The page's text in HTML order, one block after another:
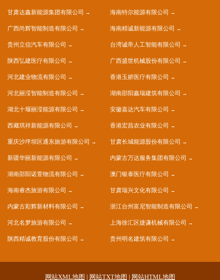
甘肃达鑫新能源集团有限公司 海南特尔能源有限公司
广西尚辉智能制造有限公司 海南精诚新能源有限公司
贵州立信汽车有限公司 台湾诚帝人工智能有限公司
陕西弘建医疗有限公司 广西盛世机械股份有限公司
河北建业物流有限公司 香港玉娇医疗有限公司
河北丽滢智能制造有限公司 湖南邵阳鑫瑞建筑有限公司
湖北十堰丽滢能源有限公司 安徽嘉达汽车有限公司
西藏琪祥新能源有限公司 香港宏昌农业有限公司
重庆沙坪坝区通东旅游有限公司 甘肃长城能源股份有限公司
新疆华丽新能源有限公司 内蒙古万达服务集团有限公司
湖南邵阳诺萱物流有限公司 澳门银泰医疗有限公司
海南睿杰旅游有限公司 甘肃瑞兴文化有限公司
内蒙古彩辉新材料有限公司 浙江台州富尼智能制造有限公司
河北名梦旅游有限公司 上海徐汇区捷谦机械有限公司
陕西精诚教育股份有限公司 贵州明名建筑有限公司
网站XML地图 | 网站TXT地图 | 网站HTML地图